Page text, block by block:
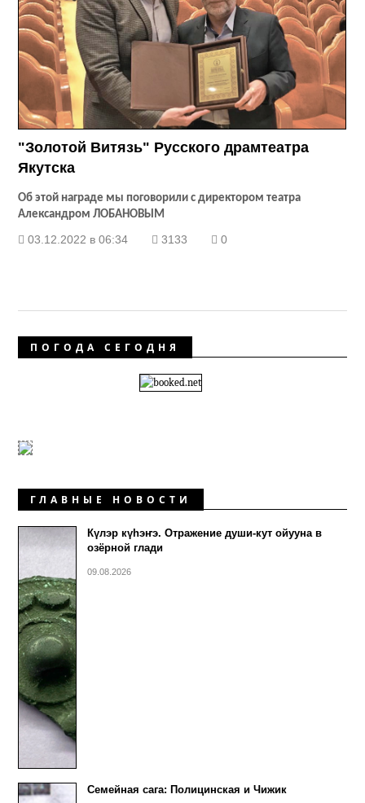
"Золотой Витязь" Русского драмтеатра
Якутска
Об этой награде мы поговорили с директором театра
Александром ЛОБАНОВЫМ
03.12.2022 в 06:34 3133 0
ПОГОДА СЕГОДНЯ
ГЛАВНЫЕ НОВОСТИ
Күлэр күhэҥэ. Отражение души-кут ойууна в
озёрной глади
09.08.2026
Семейная сага: Полицинская и Чижик